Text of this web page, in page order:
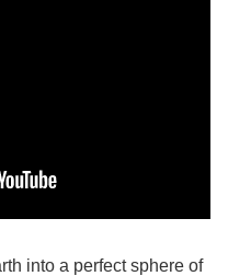
into a perfect sphere of